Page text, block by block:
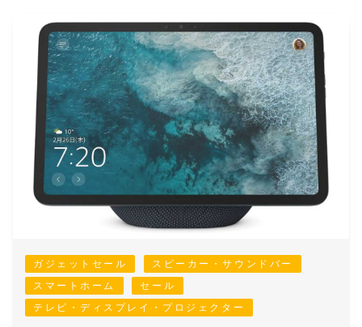
ガジェットセール
スピーカー・サウンドバー
スマートホーム
セール
テレビ・ディスプレイ・プロジェクター